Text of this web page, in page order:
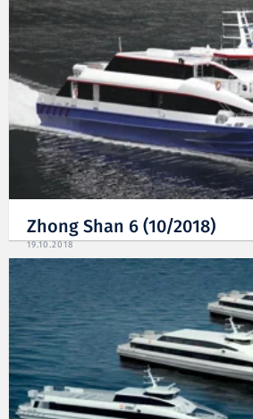
Zhong Shan 6 (10/2018)
19.10.2018